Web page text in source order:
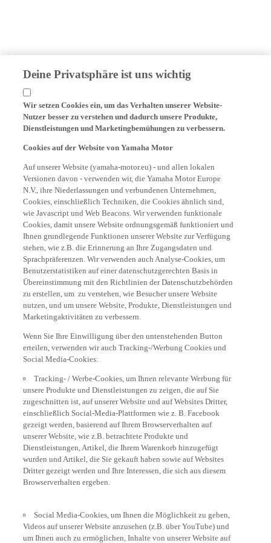
Deine Privatsphäre ist uns wichtig
Wir setzen Cookies ein, um das Verhalten unserer Website-
Nutzer besser zu verstehen und dadurch unsere Produkte,
Dienstleistungen und Marketingbemühungen zu verbessern.
Cookies auf der Website von Yamaha Motor
Auf unserer Website (yamaha-motor.eu) - und allen lokalen
Versionen davon - verwenden wir, die Yamaha Motor Europe
N.V., ihre Niederlassungen und verbundenen Unternehmen,
Cookies, einschließlich Techniken, die Cookies ähnlich sind,
wie Javascript und Web Beacons. Wir verwenden funktionale
Cookies, damit unsere Website ordnungsgemäß funktioniert und
Ihnen grundlegende Funktionen unserer Website zur Verfügung
stehen, wie z.B. die Erinnerung an Ihre Zugangsdaten und
Sprachpräferenzen. Wir verwenden auch Analyse-Cookies, um
Benutzerstatistiken auf einer datenschutzgerechten Basis in
Übereinstimmung mit den Richtlinien der Datenschutzbehörden
zu erstellen, um zu verstehen, wie Besucher unsere Website
nutzen, und um unsere Website, Produkte, Dienstleistungen und
Marketingaktivitäten zu verbessern.
Wenn Sie Ihre Einwilligung über den untenstehenden Button
erteilen, verwenden wir auch Tracking-/Werbung Cookies und
Social Media-Cookies:
Tracking- / Werbe-Cookies, um Ihnen relevante Werbung für
unsere Produkte und Dienstleistungen zu zeigen, die auf Sie
zugeschnitten ist, auf unserer Website und auf Websites Dritter,
einschließlich Social-Media-Plattformen wie z. B. Facebook
gezeigt werden, basierend auf Ihrem Browserverhalten auf
unserer Website, wie z.B. betrachtete Produkte und
Dienstleistungen, Artikel, die Ihrem Warenkorb hinzugefügt
wurden und Artikel, die Sie gekauft haben sowie auf Websites
Dritter gezeigt werden und Ihre Interessen, die sich aus diesem
Browserverhalten ergeben.
Social Media-Cookies, um Ihnen die Möglichkeit zu geben,
Videos auf unserer Website anzusehen (z.B. über YouTube) und
um Ihnen auch zu ermöglichen, Inhalte von unserer Website auf